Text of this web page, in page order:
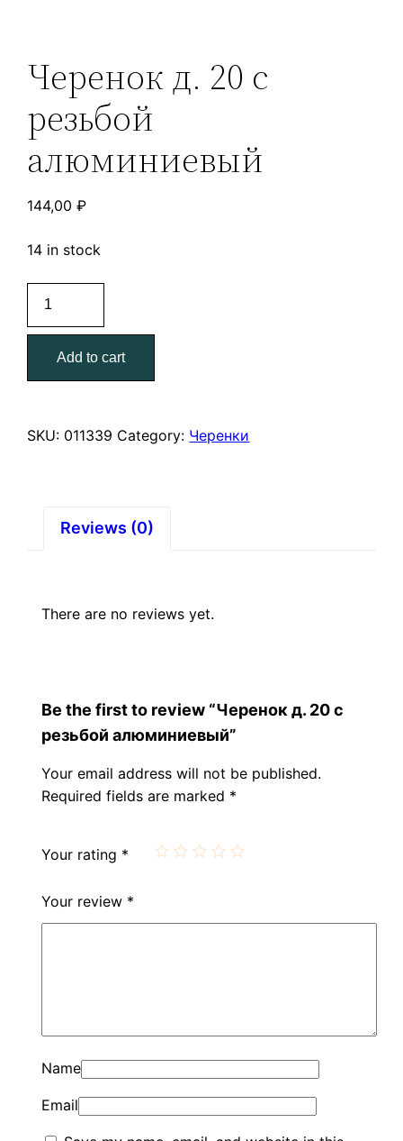
Черенок д. 20 с
резьбой
алюминиевый
144,00₽
14 in stock
20
резьбой
quantity
Add to cart
SKU: 011339 Category: Черенки
Reviews (0)
There are no reviews yet.
Be the first to review “Черенок д. 20 с
резьбой алюминиевый”
Your email address will not be published.
Required fields are marked *
Your rating *
Your review *
Name
Email